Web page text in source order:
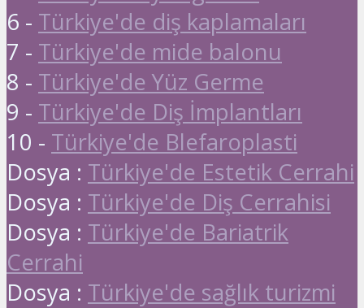
6 - Türkiye'de diş kaplamaları
7 - Türkiye'de mide balonu
8 - Türkiye'de Yüz Germe
9 - Türkiye'de Diş İmplantları
10 - Türkiye'de Blefaroplasti
Dosya : Türkiye'de Estetik Cerrahi
Dosya : Türkiye'de Diş Cerrahisi
Dosya : Türkiye'de Bariatrik
Cerrahi
Dosya : Türkiye'de sağlık turizmi